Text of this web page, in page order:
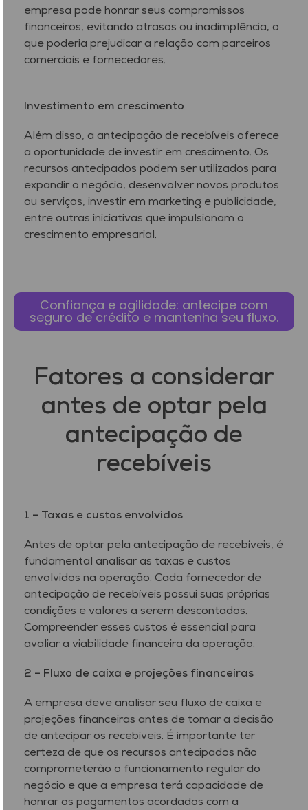
empresa pode honrar seus compromissos
financeiros, evitando atrasos ou inadimplência, o
que poderia prejudicar a relação com parceiros
comerciais e fornecedores.
Investimento em crescimento
Além disso, a antecipação de recebíveis oferece
a oportunidade de investir em crescimento. Os
recursos antecipados podem ser utilizados para
expandir o negócio, desenvolver novos produtos
ou serviços, investir em marketing e publicidade,
entre outras iniciativas que impulsionam o
crescimento empresarial.
Confiança e agilidade: antecipe com
seguro de crédito e mantenha seu fluxo.
Fatores a considerar
antes de optar pela
antecipação de
recebíveis
1 – Taxas e custos envolvidos
Antes de optar pela antecipação de recebíveis, é
fundamental analisar as taxas e custos
envolvidos na operação. Cada fornecedor de
antecipação de recebíveis possui suas próprias
condições e valores a serem descontados.
Compreender esses custos é essencial para
avaliar a viabilidade financeira da operação.
2 – Fluxo de caixa e projeções financeiras
A empresa deve analisar seu fluxo de caixa e
projeções financeiras antes de tomar a decisão
de antecipar os recebíveis. É importante ter
certeza de que os recursos antecipados não
comprometerão o funcionamento regular do
negócio e que a empresa terá capacidade de
honrar os pagamentos acordados com a